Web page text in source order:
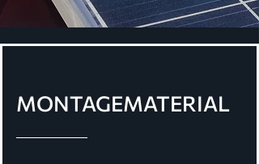
MONTAGEMATERIAL